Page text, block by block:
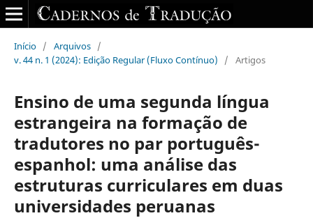
Início / Arquivos /
v. 44 n. 1 (2024): Edição Regular (Fluxo Contínuo)
/ Artigos
Ensino de uma segunda língua
estrangeira na formação de
tradutores no par português-
espanhol: uma análise das
estruturas curriculares em duas
universidades peruanas